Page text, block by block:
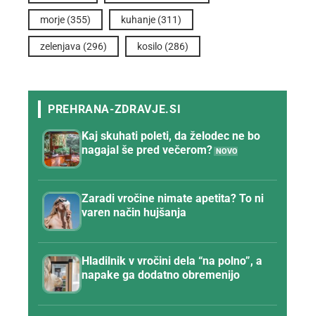
morje (355) kuhanje (311)
zelenjava (296) kosilo (286)
Kaj skuhati poleti, da želodec ne bo
nagajal še pred večerom?
Zaradi vročine nimate apetita? To ni
varen način hujšanja
Hladilnik v vročini dela “na polno”, a
napake ga dodatno obremenijo